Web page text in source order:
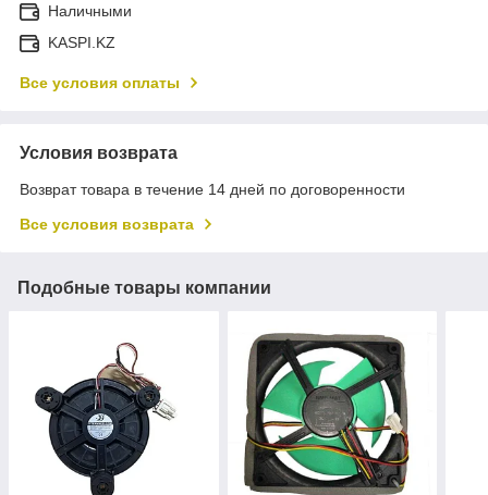
Наличными
KASPI.KZ
Все условия оплаты
Условия возврата
Возврат товара в течение 14 дней по договоренности
Все условия возврата
Подобные товары компании